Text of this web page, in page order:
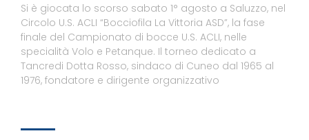
Si è giocata lo scorso sabato 1° agosto a Saluzzo, nel
Circolo U.S. ACLI “Bocciofila La Vittoria ASD”, la fase
finale del Campionato di bocce U.S. ACLI, nelle
specialità Volo e Petanque. Il torneo dedicato a
Tancredi Dotta Rosso, sindaco di Cuneo dal 1965 al
1976, fondatore e dirigente organizzativo